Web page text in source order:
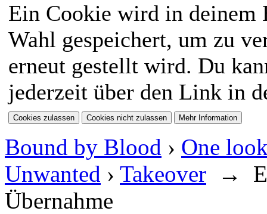
Ein Cookie wird in deinem
Wahl gespeichert, um zu
erneut gestellt wird. Du
jederzeit über den Link in
Bound by Blood › One
Unwanted › Takeover →
Übernahme